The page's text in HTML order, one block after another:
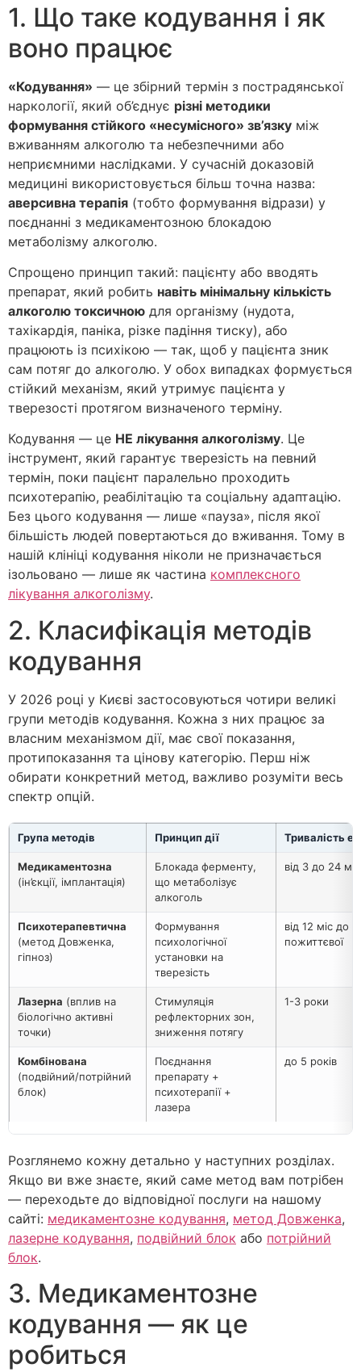
1. Що таке кодування і як
воно працює
«Кодування» — це збірний термін з пострадянської
наркології, який об’єднує різні методики
формування стійкого «несумісного» зв’язку між
вживанням алкоголю та небезпечними або
неприємними наслідками. У сучасній доказовій
медицині використовується більш точна назва:
аверсивна терапія (тобто формування відрази) у
поєднанні з медикаментозною блокадою
метаболізму алкоголю.
Спрощено принцип такий: пацієнту або вводять
препарат, який робить навіть мінімальну кількість
алкоголю токсичною для організму (нудота,
тахікардія, паніка, різке падіння тиску), або
працюють із психікою — так, щоб у пацієнта зник
сам потяг до алкоголю. У обох випадках формується
стійкий механізм, який утримує пацієнта у
тверезості протягом визначеного терміну.
Кодування — це НЕ лікування алкоголізму. Це
інструмент, який гарантує тверезість на певний
термін, поки пацієнт паралельно проходить
психотерапію, реабілітацію та соціальну адаптацію.
Без цього кодування — лише «пауза», після якої
більшість людей повертаються до вживання. Тому в
нашій клініці кодування ніколи не призначається
ізольовано — лише як частина комплексного
лікування алкоголізму.
2. Класифікація методів
кодування
У 2026 році у Києві застосовуються чотири великі
групи методів кодування. Кожна з них працює за
власним механізмом дії, має свої показання,
протипоказання та цінову категорію. Перш ніж
обирати конкретний метод, важливо розуміти весь
спектр опцій.
Група методів Принцип дії Тривалість
Медикаментозна
(ін’єкції, імплантація)
Блокада ферменту,
що метаболізує
алкоголь
від 3 до 24 міс
Психотерапевтична
(метод Довженка,
гіпноз)
Формування
психологічної
установки на
тверезість
від 12 міс до
пожиттєвої
Лазерна (вплив на
біологічно активні
точки)
Стимуляція
рефлекторних зон,
зниження потягу
1-3 роки
Комбінована
(подвійний/потрійний
блок)
Поєднання
препарату +
психотерапії +
лазера
до 5 років
Розглянемо кожну детально у наступних розділах.
Якщо ви вже знаєте, який саме метод вам потрібен
— переходьте до відповідної послуги на нашому
сайті: медикаментозне кодування, метод Довженка,
лазерне кодування, подвійний блок або потрійний
блок.
3. Медикаментозне
кодування — як це
робиться